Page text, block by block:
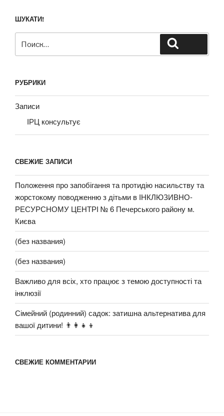
ШУКАТИ!
РУБРИКИ
Записи
ІРЦ консультує
СВЕЖИЕ ЗАПИСИ
Положення про запобігання та протидію насильству та
жорстокому поводженню з дітьми в ІНКЛЮЗИВНО-
РЕСУРСНОМУ ЦЕНТРІ № 6 Печерського району м.
Києва
(без названия)
(без названия)
Важливо для всіх, хто працює з темою доступності та
інклюзії
Сімейний (родинний) садок: затишна альтернатива для
вашої дитини! 👨‍👩‍👧‍👦
СВЕЖИЕ КОММЕНТАРИИ